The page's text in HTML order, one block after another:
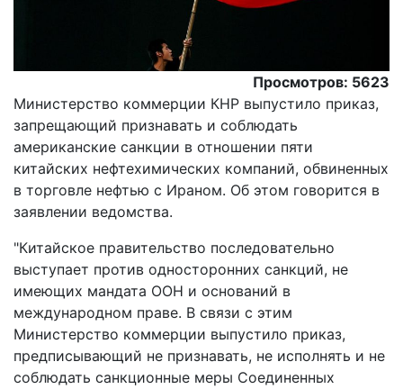
Просмотров: 5623
Министерство коммерции КНР выпустило приказ,
запрещающий признавать и соблюдать
американские санкции в отношении пяти
китайских нефтехимических компаний, обвиненных
в торговле нефтью с Ираном. Об этом говорится в
заявлении ведомства.
"Китайское правительство последовательно
выступает против односторонних санкций, не
имеющих мандата ООН и оснований в
международном праве. В связи с этим
Министерство коммерции выпустило приказ,
предписывающий не признавать, не исполнять и не
соблюдать санкционные меры Соединенных